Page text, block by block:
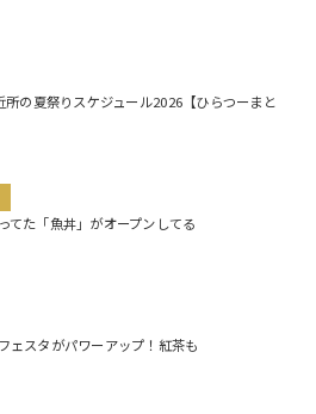
所の夏祭りスケジュール2026【ひらつーまと
てた「魚丼」がオープンしてる
ェスタがパワーアップ！紅茶も